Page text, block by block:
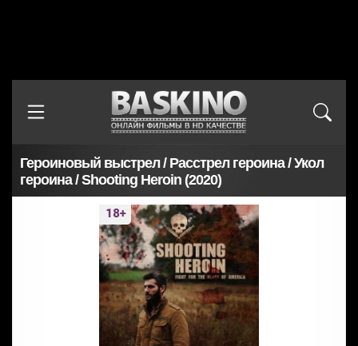
Героиновый выстрел / Расстрел героина / Укол
героина / Shooting Heroin (2020)